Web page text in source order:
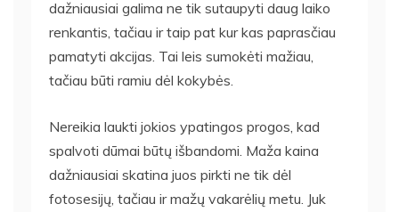
dažniausiai galima ne tik sutaupyti daug laiko
renkantis, tačiau ir taip pat kur kas paprasčiau
pamatyti akcijas. Tai leis sumokėti mažiau,
tačiau būti ramiu dėl kokybės.
Nereikia laukti jokios ypatingos progos, kad
spalvoti dūmai būtų išbandomi. Maža kaina
dažniausiai skatina juos pirkti ne tik dėl
fotosesijų, tačiau ir mažų vakarėlių metu. Juk